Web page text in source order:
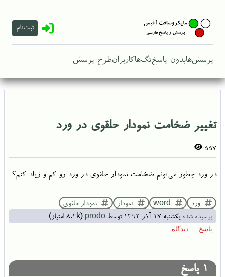
ثبت‌نام
پرسش‌هابدون پاسختگ‌هاکاربرانطرح پرسش
تغییر ضخامت نمودار حلقوی در ورد
557
در ورد چطور می‌تونم ضخامت نمودار حلقوی در ورد رو کم و زیاد کنم؟
ورد word نمودار
نمودار حلقوی
پرسیده شده یکشنبه ۱۷ آذر ۱۳۹۲ توسط prodo
(
8.2k امتیاز)
1 پاسخ